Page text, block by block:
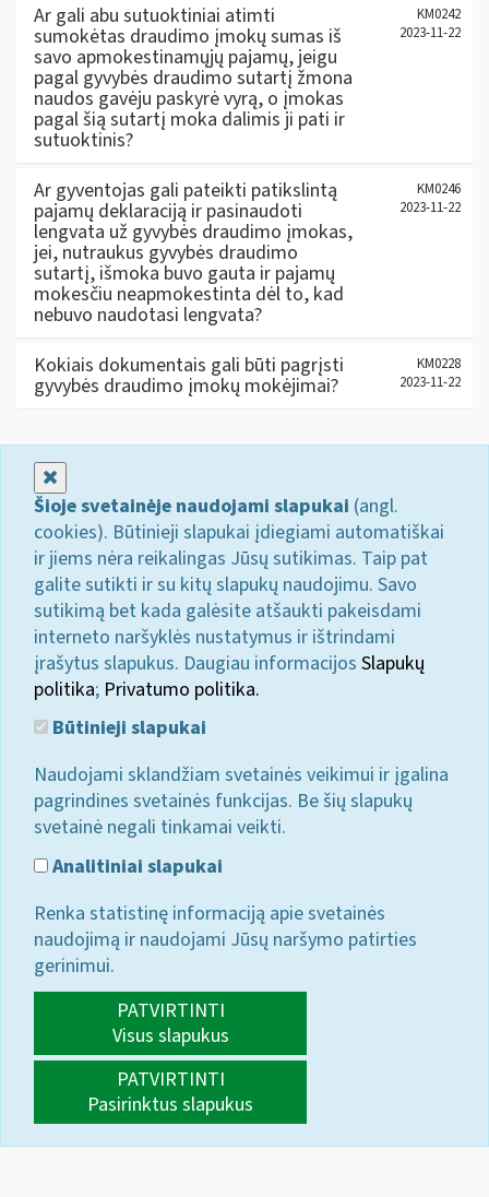
Ar gali abu sutuoktiniai atimti
sumokėtas draudimo įmokų sumas iš
savo apmokestinamųjų pajamų, jeigu
pagal gyvybės draudimo sutartį žmona
naudos gavėju paskyrė vyrą, o įmokas
pagal šią sutartį moka dalimis ji pati ir
sutuoktinis?
KM0242
2023-11-22
Ar gyventojas gali pateikti patikslintą
pajamų deklaraciją ir pasinaudoti
lengvata už gyvybės draudimo įmokas,
jei, nutraukus gyvybės draudimo
sutartį, išmoka buvo gauta ir pajamų
mokesčiu neapmokestinta dėl to, kad
nebuvo naudotasi lengvata?
KM0246
2023-11-22
Kokiais dokumentais gali būti pagrįsti
gyvybės draudimo įmokų mokėjimai?
KM0228
2023-11-22
Šioje svetainėje naudojami slapukai (angl.
cookies). Būtinieji slapukai įdiegiami automatiškai
ir jiems nėra reikalingas Jūsų sutikimas. Taip pat
galite sutikti ir su kitų slapukų naudojimu. Savo
sutikimą bet kada galėsite atšaukti pakeisdami
interneto naršyklės nustatymus ir ištrindami
įrašytus slapukus. Daugiau informacijos Slapukų
politika; Privatumo politika.
Būtinieji slapukai
Naudojami sklandžiam svetainės veikimui ir įgalina
pagrindines svetainės funkcijas. Be šių slapukų
svetainė negali tinkamai veikti.
Analitiniai slapukai
Renka statistinę informaciją apie svetainės
naudojimą ir naudojami Jūsų naršymo patirties
gerinimui.
PATVIRTINTI
Visus slapukus
PATVIRTINTI
Pasirinktus slapukus